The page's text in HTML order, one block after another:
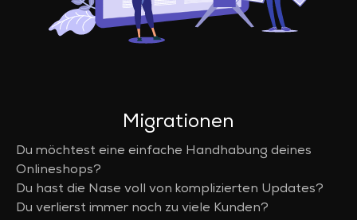
Migrationen
Du möchtest eine einfache Handhabung deines
Onlineshops?
Du hast die Nase voll von komplizierten Updates?
Du verlierst immer noch zu viele Kunden?